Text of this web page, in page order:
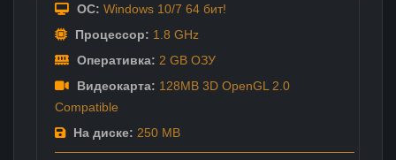
ОС: Windows 10/7 64 бит!
Процессор: 1.8 GHz
Оперативка: 2 GB ОЗУ
Видеокарта: 128MB 3D OpenGL 2.0
Compatible
На диске: 250 MB